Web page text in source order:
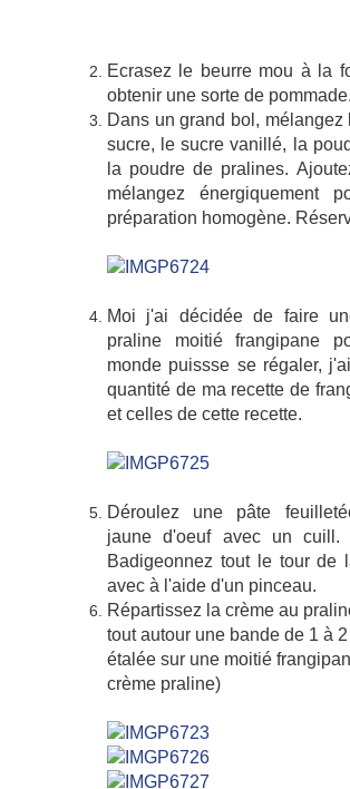
Ecrasez le beurre mou à la
obtenir une sorte de pommade.
Dans un grand bol, mélangez
sucre, le sucre vanillé, la
la poudre de pralines.
mélangez énergiquement
préparation homogène.
Moi j'ai décidée de faire
praline moitié frangipane
monde puissse se régaler,
quantité de ma recette de
et celles de cette recette.
Déroulez une pâte
jaune d'oeuf avec un cuill.
Badigeonnez tout le tour de
avec à l'aide d'un pinceau.
Répartissez la crème au
tout autour une bande de 1 à
étalée sur une moitié
crème praline)